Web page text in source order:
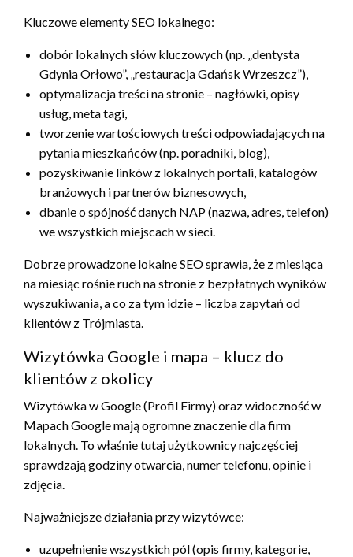
Kluczowe elementy SEO lokalnego:
dobór lokalnych słów kluczowych (np. „dentysta
Gdynia Orłowo”, „restauracja Gdańsk Wrzeszcz”),
optymalizacja treści na stronie – nagłówki, opisy
usług, meta tagi,
tworzenie wartościowych treści odpowiadających na
pytania mieszkańców (np. poradniki, blog),
pozyskiwanie linków z lokalnych portali, katalogów
branżowych i partnerów biznesowych,
dbanie o spójność danych NAP (nazwa, adres, telefon)
we wszystkich miejscach w sieci.
Dobrze prowadzone lokalne SEO sprawia, że z miesiąca
na miesiąc rośnie ruch na stronie z bezpłatnych wyników
wyszukiwania, a co za tym idzie – liczba zapytań od
klientów z Trójmiasta.
Wizytówka Google i mapa – klucz do
klientów z okolicy
Wizytówka w Google (Profil Firmy) oraz widoczność w
Mapach Google mają ogromne znaczenie dla firm
lokalnych. To właśnie tutaj użytkownicy najczęściej
sprawdzają godziny otwarcia, numer telefonu, opinie i
zdjęcia.
Najważniejsze działania przy wizytówce:
uzupełnienie wszystkich pól (opis firmy, kategorie,